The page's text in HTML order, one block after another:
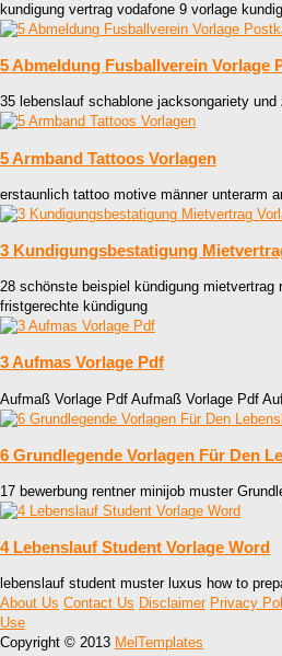
kundigung vertrag vodafone 9 vorlage
5 Abmeldung Fusballverein Vorlage
35 lebenslauf schablone jacksongariety und
5 Armband Tattoos Vorlagen
erstaunlich tattoo motive männer unterarm
3 Kundigungsbestatigung
28 schönste beispiel kündigung mietvertrag
fristgerechte kündigung
3 Aufmas Vorlage Pdf
Aufmaß Vorlage Pdf Aufmaß Vorlage Pdf
6 Grundlegende Vorlagen Für Den Le
17 bewerbung rentner minijob muster
4 Lebenslauf Student Vorlage Word
lebenslauf student muster luxus how to
About Us Contact Us Disclaimer Privacy
Use
Copyright © 2013 MelTemplates